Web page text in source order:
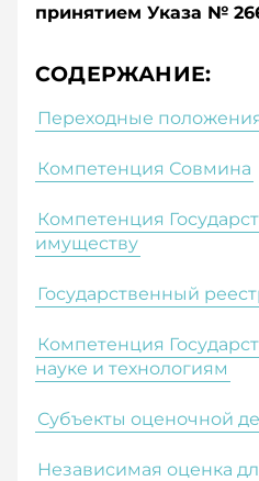
принятием Указа №
СОДЕРЖАНИЕ:
Переходные
Компетенция Совмина
Компетенция
имуществу
Государственный
Компетенция
науке и технологиям
Субъекты оценочной
Независимая оценка